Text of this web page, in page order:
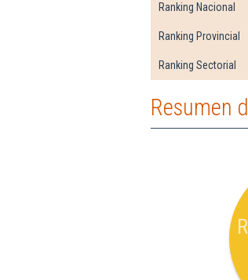
Ranking Nacional
Ranking Provincial
Ranking Sectorial
Resumen